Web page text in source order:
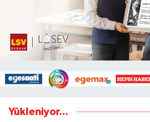
Yükleniyor...